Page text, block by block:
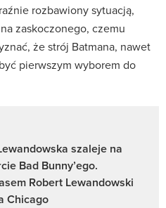
rozbawiony sytuacją,
zaskoczonego, czemu
że strój Batmana, nawet
pierwszym wyborem do
szaleje na
Bad Bunny’ego.
Robert Lewandowski
Chicago